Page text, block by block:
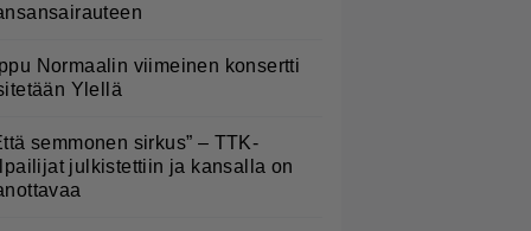
Normaalin viimeinen konsertti
Ylellä
semmonen sirkus” – TTK-
julkistettiin ja kansalla on